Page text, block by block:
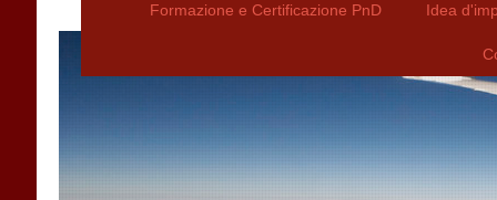
Formazione e Certificazione PnD Idea